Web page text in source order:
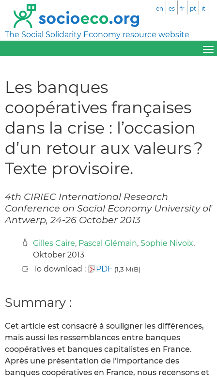
The Social Solidarity Economy resource website
en es fr pt it
Les banques
coopératives françaises
dans la crise : l’occasion
d’un retour aux valeurs ?
Texte provisoire.
4th CIRIEC International Research
Conference on Social Economy University of
Antwerp, 24-26 October 2013
Gilles Caire, Pascal Glémain, Sophie Nivoix,
Oktober 2013
To download :
PDF (1,3 MiB)
Summary :
Cet article est consacré à souligner les différences,
mais aussi les ressemblances entre banques
coopératives et banques capitalistes en France.
Après une présentation de l’importance des
banques coopératives en France, nous recensons et